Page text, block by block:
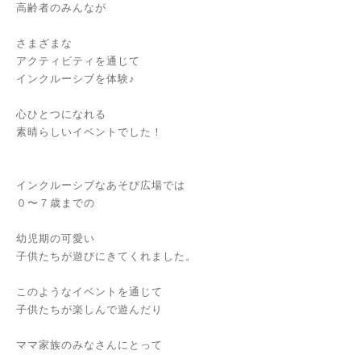
高齢者のみんなが
さまざまな
アクティビティを通じて
インクルーシブを体験♪
心ひとつになれる
素晴らしいイベントでした！
インクルーシブなあそび広場では
０〜７歳までの
幼児期の可愛い
子供たちが遊びにきてくれました。
このようなイベントを通じて
子供たちが楽しんで遊んだり
ママ家族のみなさんにとって